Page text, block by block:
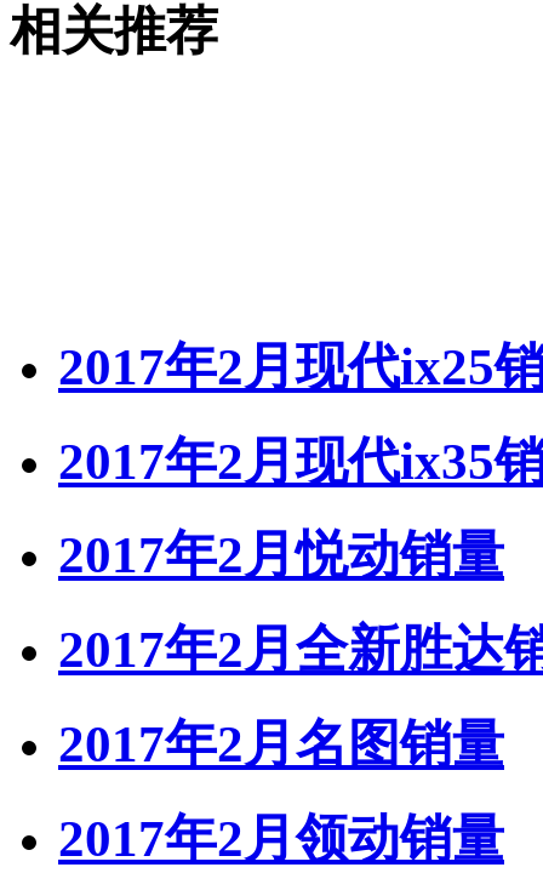
相关推荐
2017年2月现代ix25
2017年2月现代ix35
2017年2月悦动销量
2017年2月全新胜达
2017年2月名图销量
2017年2月领动销量